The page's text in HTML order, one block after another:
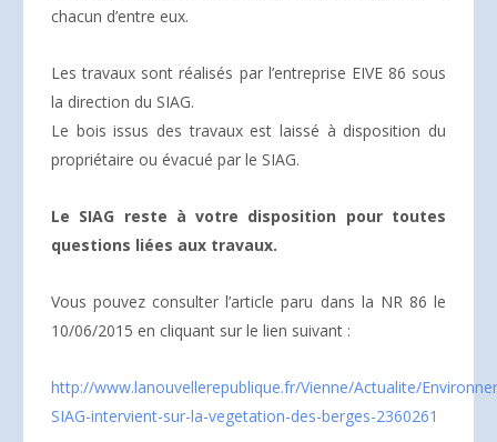
chacun d’entre eux.
Les travaux sont réalisés par l’entreprise EIVE 86 sous
la direction du SIAG.
Le bois issus des travaux est laissé à disposition du
propriétaire ou évacué par le SIAG.
Le SIAG reste à votre disposition pour toutes
questions liées aux travaux.
Vous pouvez consulter l’article paru dans la NR 86 le
10/06/2015 en cliquant sur le lien suivant :
http://www.lanouvellerepublique.fr/Vienne/Actualite/
SIAG-intervient-sur-la-vegetation-des-berges-2360261